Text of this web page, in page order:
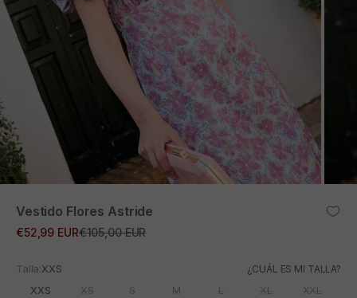
Vestido Flores Astride
Precio de oferta
€52,99 EURPrecio normal
€105,00 EUR
Talla:XXS ¿CUÁL ES MI TALLA?
XXS XS S M L XL XXL